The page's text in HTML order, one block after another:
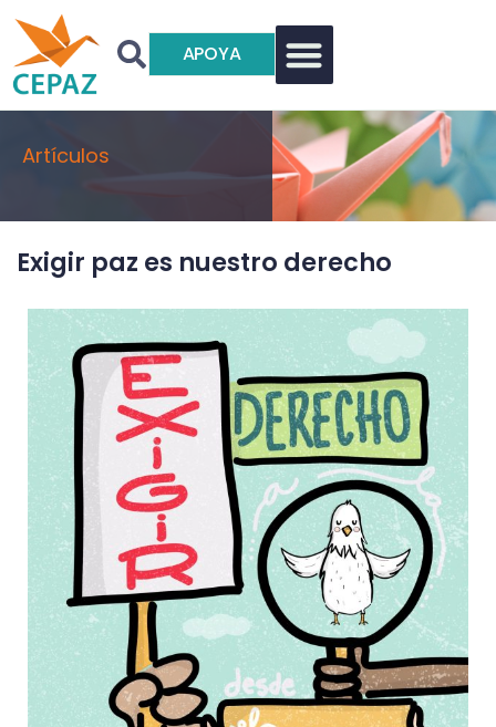
APOYA
Artículos
Exigir paz es nuestro derecho